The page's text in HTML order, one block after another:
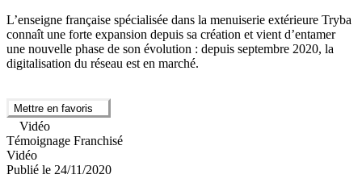
L’enseigne française spécialisée dans la menuiserie extérieure Tryba
connaît une forte expansion depuis sa création et vient d’entamer
une nouvelle phase de son évolution : depuis septembre 2020, la
digitalisation du réseau est en marché.
Mettre en favoris
Vidéo
Témoignage Franchisé
Vidéo
Publié le 24/11/2020